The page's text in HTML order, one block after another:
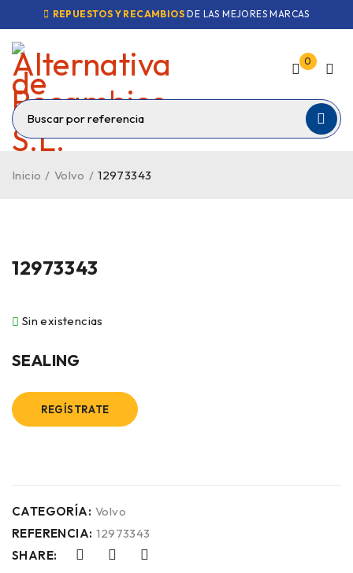
REPUESTOS Y RECAMBIOS DE LAS MEJORES MARCAS
0
Inicio / Volvo / 12973343
12973343
Sin existencias
SEALING
REGÍSTRATE
CATEGORÍA: Volvo
REFERENCIA: 12973343
SHARE: